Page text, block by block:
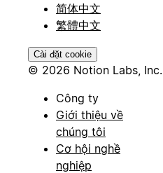
简体中文
繁體中文
Cài đặt cookie
© 2026 Notion Labs, Inc.
Công ty
Giới thiệu về
chúng tôi
Cơ hội nghề
nghiệp